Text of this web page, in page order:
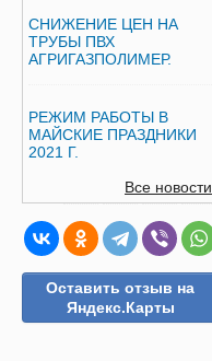
СНИЖЕНИЕ ЦЕН НА
ТРУБЫ ПВХ
АГРИГАЗПОЛИМЕР.
РЕЖИМ РАБОТЫ В
МАЙСКИЕ ПРАЗДНИКИ
2021 Г.
Все новости
Оставить отзыв на
Яндекс.Карты